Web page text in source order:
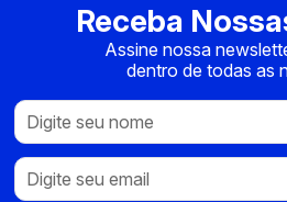
Receba
Assine nossa
dentro de todas as